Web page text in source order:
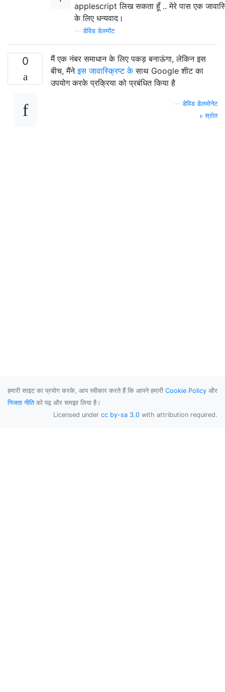
applescript लिख सकता हूँ .. मेरे पास एक
के लिए धन्यवाद।
—डेविड डेलमोंट
0
मैं एक नंबर समाधान के लिए पकड़ बनाऊंगा, लेकिन इस
बीच, मैंनेइस जावास्क्रिप्ट केसाथ Google शीट का
उपयोग करके प्रक्रिया को प्रबंधित किया है
—डेविड डेलमोनेट
स्रोत
हमारी साइट का प्रयोग करके, आप स्वीकार करते हैं कि आपने हमारी Cookie Policy और
निजता नीतिको पढ़ और समझा लिया है।
Licensed under cc by-sa 3.0 with attribution required.